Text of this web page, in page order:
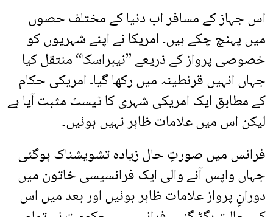
اس جہاز کے مسافر اب دنیا کے مختلف حصوں
میں پہنچ چکے ہیں۔ امریکا نے اپنے شہریوں کو
خصوصی پرواز کے ذریعے ”نیبراسکا“ منتقل کیا
جہاں انہیں قرنطینہ میں رکھا گیا۔ امریکی حکام
کے مطابق ایک امریکی شہری کا ٹیسٹ مثبت آیا ہے
لیکن اس میں علامات ظاہر نہیں ہوئیں۔
فرانس میں صورتِ حال زیادہ تشویشناک ہوگئی
جہاں واپس آنے والی ایک فرانسیسی خاتون میں
دورانِ پرواز علامات ظاہر ہوئیں اور بعد میں اس